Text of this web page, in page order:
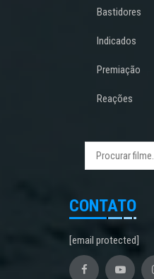
Bastidores
Indicados
Premiação
Reações
CONTATO
[email protected]